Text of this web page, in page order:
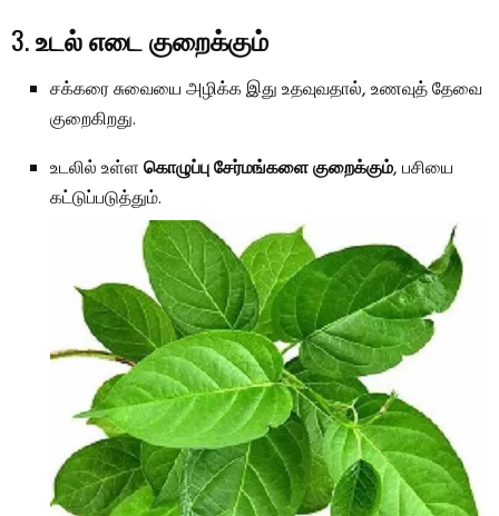
3.உடல் எடை குறைக்கும்
சக்கரை சுவையை அழிக்க இது உதவுவதால், உணவுத் தேவை
குறைகிறது.
உடலில் உள்ளகொழுப்பு சேர்மங்களை குறைக்கும், பசியை
கட்டுப்படுத்தும்.